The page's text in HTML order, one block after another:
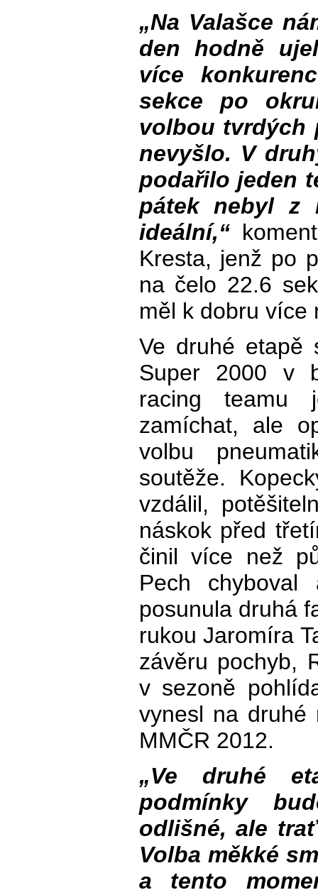
„Na Valašce
den hodně
více
sekce po
volbou tvrdých
nevyšlo. V
podařilo jeden
pátek nebyl z
ideální,“
Kresta, jenž po
na čelo 22.6
měl k dobru více
Ve druhé etapě
Super 2000 v
racing teamu
zamíchat, ale
volbu
soutěže.
vzdálil,
náskok před
činil více než
Pech
posunula druhá
rukou Jaromíra
závěru pochyb,
v sezoně
vynesl na druhé
MMČR 2012.
„Ve druhé
podmínky
odlišné, ale
Volba měkké
a tento